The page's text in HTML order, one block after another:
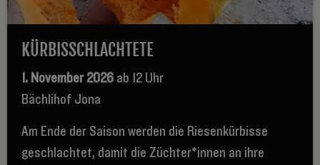
KÜRBISSCHLACHTETE
1. November 2026 ab 12 Uhr
Bächlihof Jona
Am Ende der Saison werden die Riesenkürbisse
geschlachtet, damit die Züchter*innen an ihre